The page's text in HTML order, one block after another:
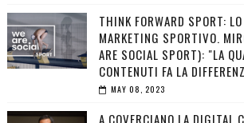
THINK FORWARD SPORT:
MARKETING SPORTIVO.
ARE SOCIAL SPORT): "LA
CONTENUTI FA LA
MAY 08, 2023
A COVERCIANO LA DIGITAL